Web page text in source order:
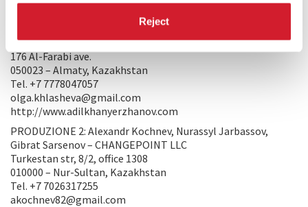
Reject
PRODUZIONE/DISTRIBUZIONE
PRODUZIONE 1: Serik Abishev, Olga Khlasheva – Short
Brothers LLC
176 Al-Farabi ave.
050023 – Almaty, Kazakhstan
Tel. +7 7778047057
olga.khlasheva@gmail.com
http://www.adilkhanyerzhanov.com
PRODUZIONE 2: Alexandr Kochnev, Nurassyl Jarbassov,
Gibrat Sarsenov – CHANGEPOINT LLC
Turkestan str, 8/2, office 1308
010000 – Nur-Sultan, Kazakhstan
Tel. +7 7026317255
akochnev82@gmail.com